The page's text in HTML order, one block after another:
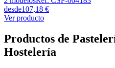
desde107,18 €
Ver producto
Productos de
Hostelería